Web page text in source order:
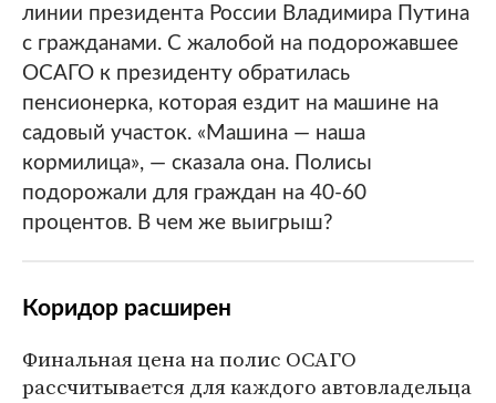
линии президента России Владимира Путина
с гражданами. С жалобой на подорожавшее
ОСАГО к президенту обратилась
пенсионерка, которая ездит на машине на
садовый участок. «Машина — наша
кормилица», — сказала она. Полисы
подорожали для граждан на 40-60
процентов. В чем же выигрыш?
Коридор расширен
Финальная цена на полис ОСАГО
рассчитывается для каждого автовладельца